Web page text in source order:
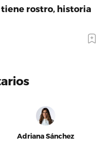
rostro, historia
Adriana Sánchez